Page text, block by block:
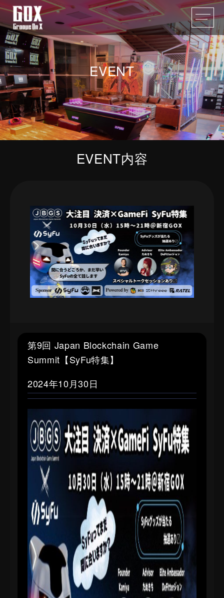
EVENT
EVENT内容
第9回 Japan Blockchain Game
Summit【SyFu特集】
2024年10月30日